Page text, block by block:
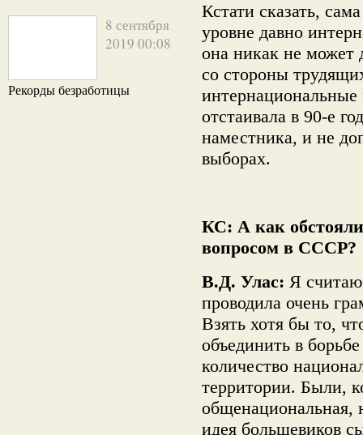
8 сентября
2019 00:08
Рекорды безработицы
Кстати сказать,
уровне давно
она никак не может
со стороны
отстаивала в 90-е
наместника, и не
выборах.
КС: А как
вопросом в СССР?
В.Д. Улас: Я
проводила очень
Взять хотя бы то,
объединить в
количество
территории. Были,
общенациональная,
идея большевиков